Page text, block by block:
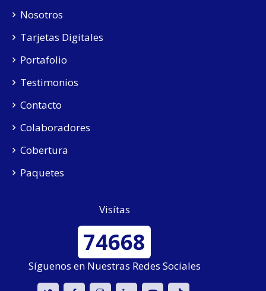
Nosotros
Tarjetas Digitales
Portafolio
Testimonios
Contacto
Colaboradores
Cobertura
Paquetes
Visítas
74668
Síguenos en Nuestras Redes Sociales